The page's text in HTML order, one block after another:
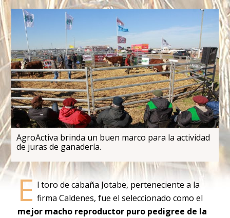
AgroActiva brinda un buen marco para la actividad
de juras de ganadería.
E l toro de cabaña Jotabe, perteneciente a la
firma Caldenes, fue el seleccionado como el
mejor macho reproductor puro pedigree de la